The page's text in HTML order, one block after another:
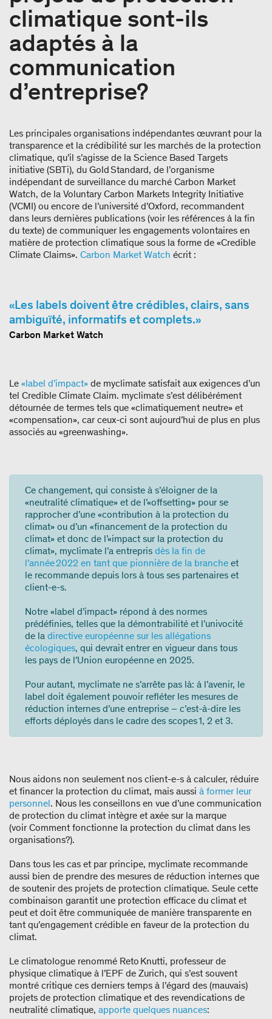
climatique sont-ils
adaptés à la
communication
d’entreprise?
Les principales organisations indépendantes œuvrant pour la
transparence et la crédibilité sur les marchés de la protection
climatique, qu’il s’agisse de la Science Based Targets
initiative (SBTi), du Gold Standard, de l’organisme
indépendant de surveillance du marché Carbon Market
Watch, de la Voluntary Carbon Markets Integrity Initiative
(VCMI) ou encore de l’université d’Oxford, recommandent
dans leurs dernières publications (voir les références à la fin
du texte) de communiquer les engagements volontaires en
matière de protection climatique sous la forme de «Credible
Climate Claims». Carbon Market Watch écrit :
Les labels doivent être crédibles, clairs, sans
ambiguïté, informatifs et complets.
Carbon Market Watch
Le «label d’impact» de myclimate satisfait aux exigences d’un
tel Credible Climate Claim. myclimate s’est délibérément
détournée de termes tels que «climatiquement neutre» et
«compensation», car ceux-ci sont aujourd’hui de plus en plus
associés au «greenwashing».
Ce changement, qui consiste à s’éloigner de la
«neutralité climatique» et de l’«offsetting» pour se
rapprocher d’une «contribution à la protection du
climat» ou d’un «financement de la protection du
climat» et donc de l’«impact sur la protection du
climat», myclimate l’a entrepris dès la fin de
l’année 2022 en tant que pionnière de la branche et
le recommande depuis lors à tous ses partenaires et
client-e-s.
Notre «label d’impact» répond à des normes
prédéfinies, telles que la démontrabilité et l’univocité
de la directive européenne sur les allégations
écologiques, qui devrait entrer en vigueur dans tous
les pays de l’Union européenne en 2025.
Pour autant, myclimate ne s’arrête pas là: à l’avenir, le
label doit également pouvoir refléter les mesures de
réduction internes d’une entreprise – c’est-à-dire les
efforts déployés dans le cadre des scopes 1, 2 et 3.
Nous aidons non seulement nos client-e-s à calculer, réduire
et financer la protection du climat, mais aussi à former leur
personnel. Nous les conseillons en vue d’une communication
de protection du climat intègre et axée sur la marque
(voir Comment fonctionne la protection du climat dans les
organisations?).
Dans tous les cas et par principe, myclimate recommande
aussi bien de prendre des mesures de réduction internes que
de soutenir des projets de protection climatique. Seule cette
combinaison garantit une protection efficace du climat et
peut et doit être communiquée de manière transparente en
tant qu’engagement crédible en faveur de la protection du
climat.
Le climatologue renommé Reto Knutti, professeur de
physique climatique à l’EPF de Zurich, qui s’est souvent
montré critique ces derniers temps à l’égard des (mauvais)
projets de protection climatique et des revendications de
neutralité climatique, apporte quelques nuances: